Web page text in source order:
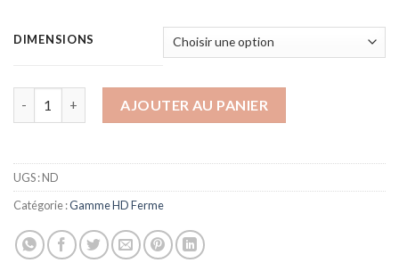
DIMENSIONS
AJOUTER AU PANIER
UGS :ND
Catégorie :Gamme HD Ferme